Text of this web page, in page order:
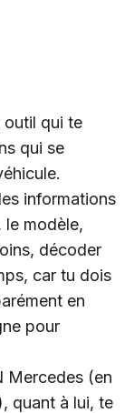
outil qui te
qui se
informations
le modèle,
décoder
car tu dois
en
pour
Mercedes (en
quant à lui, te